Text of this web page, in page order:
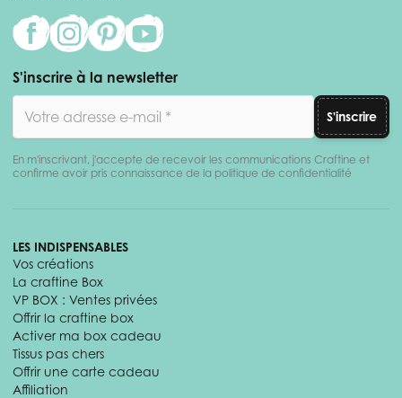
S'inscrire à la newsletter
S'inscrire
En m'inscrivant, j'accepte de recevoir les communications Craftine et
confirme avoir pris connaissance de la politique de confidentialité
LES INDISPENSABLES
Vos créations
La craftine Box
VP BOX : Ventes privées
Offrir la craftine box
Activer ma box cadeau
Tissus pas chers
Offrir une carte cadeau
Affiliation